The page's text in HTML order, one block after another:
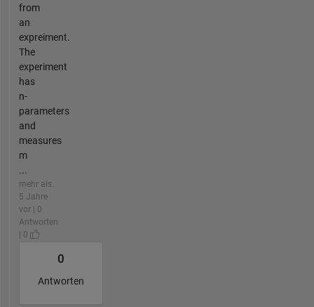
from
an
expreiment.
The
experiment
has
n-
parameters
and
measures
m
...
mehr als
5 Jahre
vor | 0
Antworten
| 0
0
Antworten